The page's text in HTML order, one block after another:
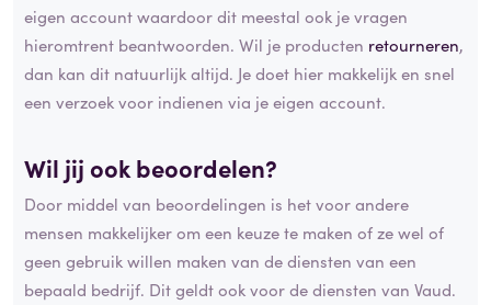
eigen account waardoor dit meestal ook je vragen
hieromtrent beantwoorden. Wil je producten retourneren,
dan kan dit natuurlijk altijd. Je doet hier makkelijk en snel
een verzoek voor indienen via je eigen account.
Wil jij ook beoordelen?
Door middel van beoordelingen is het voor andere
mensen makkelijker om een keuze te maken of ze wel of
geen gebruik willen maken van de diensten van een
bepaald bedrijf. Dit geldt ook voor de diensten van Vaud.